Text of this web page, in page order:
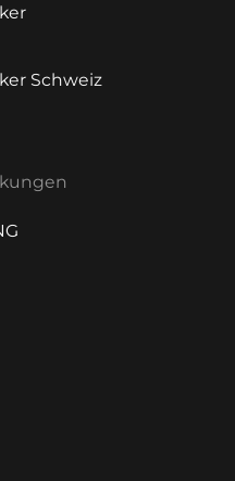
Schweiz